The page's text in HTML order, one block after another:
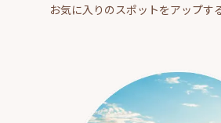
お気に入りのスポットをアップす